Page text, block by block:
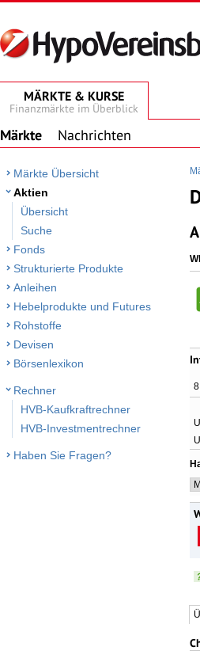
MÄRKTE & KURSE
Finanzmärkte im Überblick
Märkte Nachrichten
Märkte Übersicht
Aktien
Übersicht
Suche
Fonds
Strukturierte Produkte
Anleihen
Hebelprodukte und Futures
Rohstoffe
Devisen
Börsenlexikon
Rechner
HVB-Kaufkraftrechner
HVB-Investmentrechner
Haben Sie Fragen?